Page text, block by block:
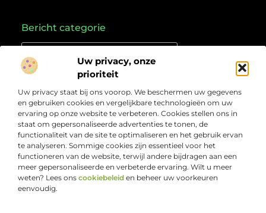
Uw privacy, onze
prioriteit
Uw privacy staat bij ons voorop. We beschermen uw gegevens
en gebruiken cookies en vergelijkbare technologieën om uw
ervaring op onze website te verbeteren. Cookies stellen ons in
staat om gepersonaliseerde advertenties te tonen, de
functionaliteit van de site te optimaliseren en het gebruik ervan
te analyseren. Sommige cookies zijn essentieel voor het
functioneren van de website, terwijl andere bijdragen aan een
meer gepersonaliseerde en verbeterde ervaring. Wilt u meer
weten? Lees ons cookiebeleid en beheer uw voorkeuren
eenvoudig.
Over
Bedrijf
“Jouw bron voor kennis, ideeën en inzichten”
Laat je inspireren door doordachte artikelen, frisse
perspectieven en praktische informatie die je verder
helpen. Welkom bij Webcompleet.nl – dé plek voor wie
verdieping zoekt en vooruit wil.
Onze informatie
Bericht categorie